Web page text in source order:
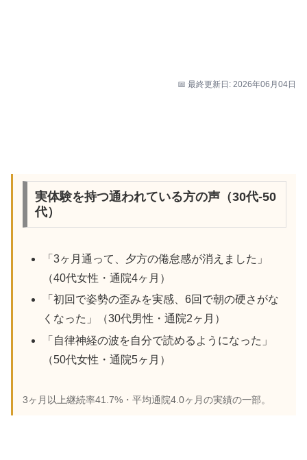
📅 最終更新日: 2026年06月04日
実体験を持つ通われている方の声（30代-50
代）
「3ヶ月通って、夕方の倦怠感が消えました」
（40代女性・通院4ヶ月）
「初回で姿勢の歪みを実感、6回で朝の硬さがな
くなった」（30代男性・通院2ヶ月）
「自律神経の波を自分で読めるようになった」
（50代女性・通院5ヶ月）
3ヶ月以上継続率41.7%・平均通院4.0ヶ月の実績の一部。